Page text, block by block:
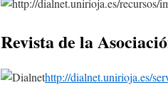
Revista de la
http://dialnet.unirioja.es/